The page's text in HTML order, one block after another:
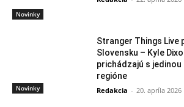
Novinky
Novinky
Stranger Things Live
Slovensku – Kyle
prichádzajú s jedinou
regióne
Redakcia - 20. apríla 2026